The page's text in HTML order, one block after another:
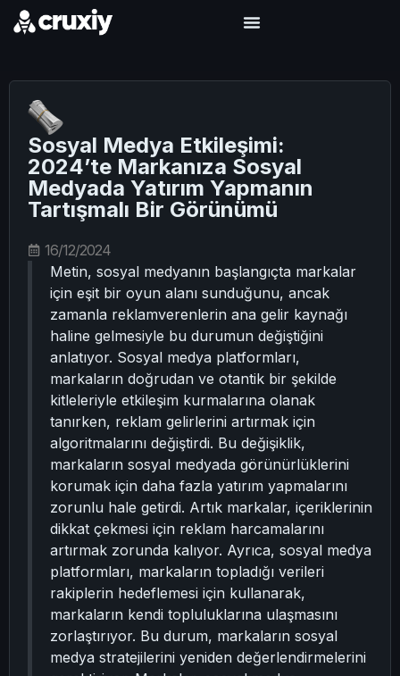
Sosyal Medya Etkileşimi:
2024’te Markanıza Sosyal
Medyada Yatırım Yapmanın
Tartışmalı Bir Görünümü
16/12/2024
Metin, sosyal medyanın başlangıçta markalar
için eşit bir oyun alanı sunduğunu, ancak
zamanla reklamverenlerin ana gelir kaynağı
haline gelmesiyle bu durumun değiştiğini
anlatıyor. Sosyal medya platformları,
markaların doğrudan ve otantik bir şekilde
kitleleriyle etkileşim kurmalarına olanak
tanırken, reklam gelirlerini artırmak için
algoritmalarını değiştirdi. Bu değişiklik,
markaların sosyal medyada görünürlüklerini
korumak için daha fazla yatırım yapmalarını
zorunlu hale getirdi. Artık markalar, içeriklerinin
dikkat çekmesi için reklam harcamalarını
artırmak zorunda kalıyor. Ayrıca, sosyal medya
platformları, markaların topladığı verileri
rakiplerin hedeflemesi için kullanarak,
markaların kendi topluluklarına ulaşmasını
zorlaştırıyor. Bu durum, markaların sosyal
medya stratejilerini yeniden değerlendirmelerini